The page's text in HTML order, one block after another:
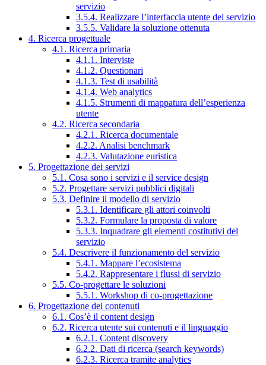
servizio
3.5.4. Realizzare l’interfaccia utente del servizio
3.5.5. Validare la soluzione ottenuta
4. Ricerca progettuale
4.1. Ricerca primaria
4.1.1. Interviste
4.1.2. Questionari
4.1.3. Test di usabilità
4.1.4. Web analytics
4.1.5. Strumenti di mappatura dell’esperienza
utente
4.2. Ricerca secondaria
4.2.1. Ricerca documentale
4.2.2. Analisi benchmark
4.2.3. Valutazione euristica
5. Progettazione dei servizi
5.1. Cosa sono i servizi e il service design
5.2. Progettare servizi pubblici digitali
5.3. Definire il modello di servizio
5.3.1. Identificare gli attori coinvolti
5.3.2. Formulare la proposta di valore
5.3.3. Inquadrare gli elementi costitutivi del
servizio
5.4. Descrivere il funzionamento del servizio
5.4.1. Mappare l’ecosistema
5.4.2. Rappresentare i flussi di servizio
5.5. Co-progettare le soluzioni
5.5.1. Workshop di co-progettazione
6. Progettazione dei contenuti
6.1. Cos’è il content design
6.2. Ricerca utente sui contenuti e il linguaggio
6.2.1. Content discovery
6.2.2. Dati di ricerca (search keywords)
6.2.3. Ricerca tramite analytics